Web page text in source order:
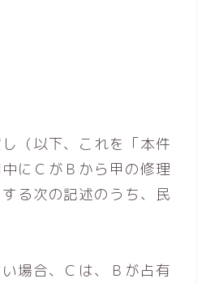
（以下、これを「本件
にＣがＢから甲の修理
る次の記述のうち、民
場合、Ｃは、Ｂが占有